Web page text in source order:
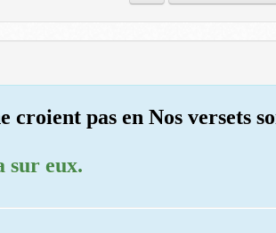
croient pas en Nos versets
sur eux.